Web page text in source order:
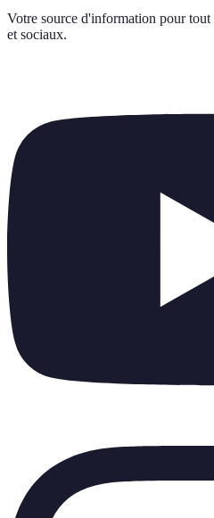
Votre source d'information pour tout
et sociaux.